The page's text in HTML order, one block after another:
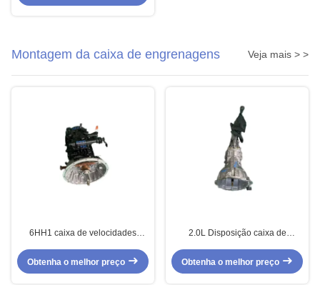
Montagem da caixa de engrenagens Veja mais > >
6HH1 caixa de velocidades
4x2 2.0L
Obtenha o melhor preço
2.0L Disposição caixa de
pickup 4JB1 4x4 4x2
Obtenha o melhor preço